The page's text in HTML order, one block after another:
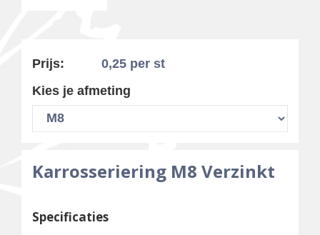
Prijs: 0,25 per st
Kies je afmeting
Karrosseriering M8 Verzinkt
Specificaties